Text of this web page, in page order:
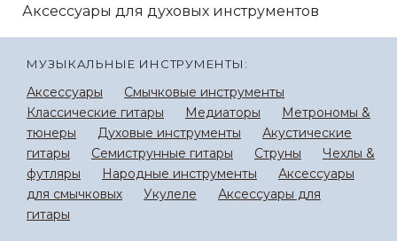
Аксессуары для духовых инструментов
МУЗЫКАЛЬНЫЕ ИНСТРУМЕНТЫ:
Аксессуары
Смычковые инструменты
Классические гитары
Медиаторы
Метрономы &
тюнеры
Духовые инструменты
Акустические
гитары
Семиструнные гитары Струны
Чехлы &
футляры
Народные инструменты
Аксессуары
для смычковых
Укулеле
Аксессуары для
гитары